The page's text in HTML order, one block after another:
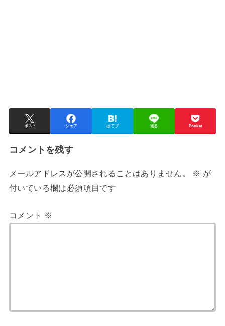
ポスト シェア はてブ 送る Pocket
コメントを残す
メールアドレスが公開されることはありません。 ※ が
付いている欄は必須項目です
コメント ※